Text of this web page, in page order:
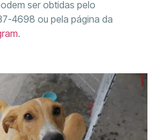
ser obtidas pelo
4698 ou pela página da
.